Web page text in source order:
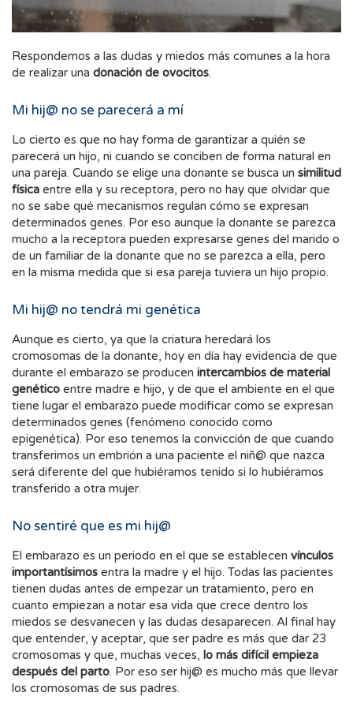
Respondemos a las dudas y miedos más comunes a la hora
de realizar una donación de ovocitos.
Mi hij@ no se parecerá a mí
Lo cierto es que no hay forma de garantizar a quién se
parecerá un hijo, ni cuando se conciben de forma natural en
una pareja. Cuando se elige una donante se busca un similitud
física entre ella y su receptora, pero no hay que olvidar que
no se sabe qué mecanismos regulan cómo se expresan
determinados genes. Por eso aunque la donante se parezca
mucho a la receptora pueden expresarse genes del marido o
de un familiar de la donante que no se parezca a ella, pero
en la misma medida que si esa pareja tuviera un hijo propio.
Mi hij@ no tendrá mi genética
Aunque es cierto, ya que la criatura heredará los
cromosomas de la donante, hoy en día hay evidencia de que
durante el embarazo se producen intercambios de material
genético entre madre e hijo, y de que el ambiente en el que
tiene lugar el embarazo puede modificar como se expresan
determinados genes (fenómeno conocido como
epigenética). Por eso tenemos la convicción de que cuando
transferimos un embrión a una paciente el niñ@ que nazca
será diferente del que hubiéramos tenido si lo hubiéramos
transferido a otra mujer.
No sentiré que es mi hij@
El embarazo es un periodo en el que se establecen vínculos
importantísimos entra la madre y el hijo. Todas las pacientes
tienen dudas antes de empezar un tratamiento, pero en
cuanto empiezan a notar esa vida que crece dentro los
miedos se desvanecen y las dudas desaparecen. Al final hay
que entender, y aceptar, que ser padre es más que dar 23
cromosomas y que, muchas veces, lo más difícil empieza
después del parto. Por eso ser hij@ es mucho más que llevar
los cromosomas de sus padres.